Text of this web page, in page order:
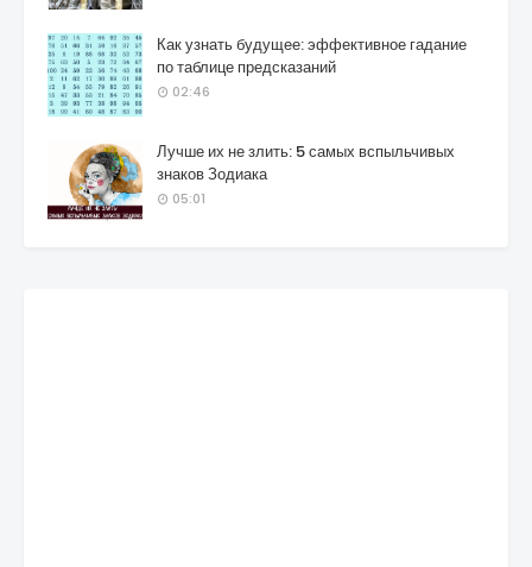
Как узнать будущее: эффективное гадание
по таблице предсказаний
02:46
Лучше их не злить: 5 самых вспыльчивых
знаков Зодиака
05:01